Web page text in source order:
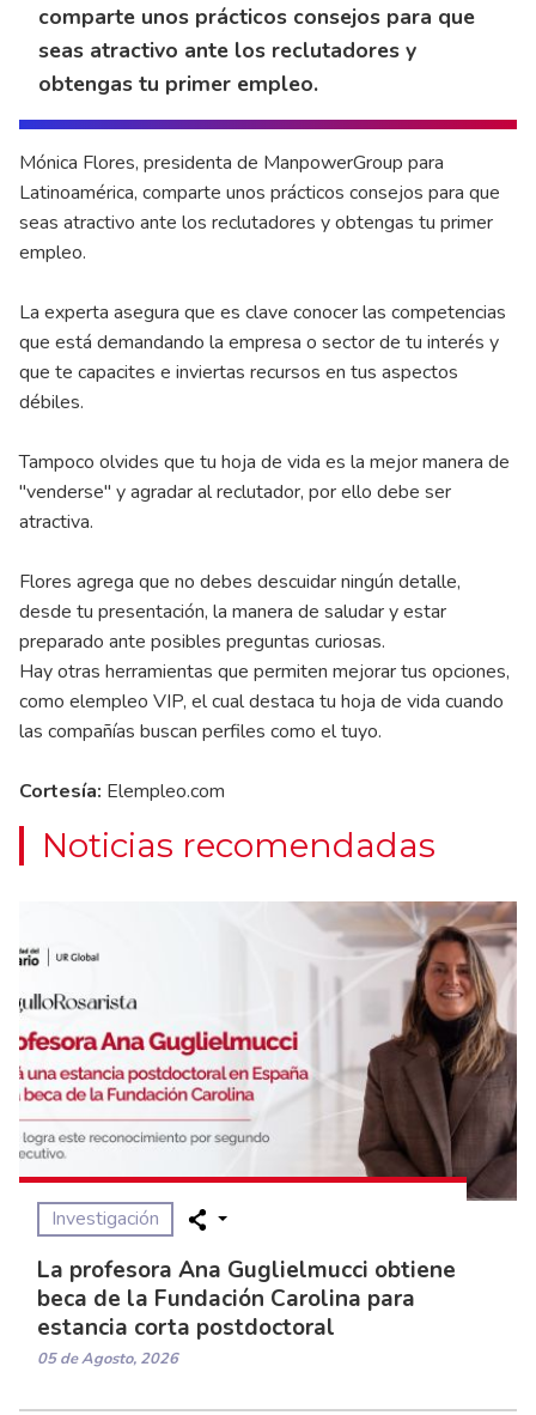
comparte unos prácticos consejos para que
seas atractivo ante los reclutadores y
obtengas tu primer empleo.
Mónica Flores, presidenta de ManpowerGroup para
Latinoamérica, comparte unos prácticos consejos para que
seas atractivo ante los reclutadores y obtengas tu primer
empleo.
La experta asegura que es clave conocer las competencias
que está demandando la empresa o sector de tu interés y
que te capacites e inviertas recursos en tus aspectos
débiles.
Tampoco olvides que tu hoja de vida es la mejor manera de
"venderse" y agradar al reclutador, por ello debe ser
atractiva.
Flores agrega que no debes descuidar ningún detalle,
desde tu presentación, la manera de saludar y estar
preparado ante posibles preguntas curiosas.
Hay otras herramientas que permiten mejorar tus opciones,
como elempleo VIP, el cual destaca tu hoja de vida cuando
las compañías buscan perfiles como el tuyo.
Cortesía: Elempleo.com
Noticias recomendadas
Investigación
La profesora Ana Guglielmucci obtiene
beca de la Fundación Carolina para
estancia corta postdoctoral
05 de Agosto, 2026